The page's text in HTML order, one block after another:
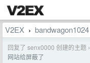
V2EX › bandwagon1024
回复了 senx0000 创建的主题 ›
网站给屏蔽了